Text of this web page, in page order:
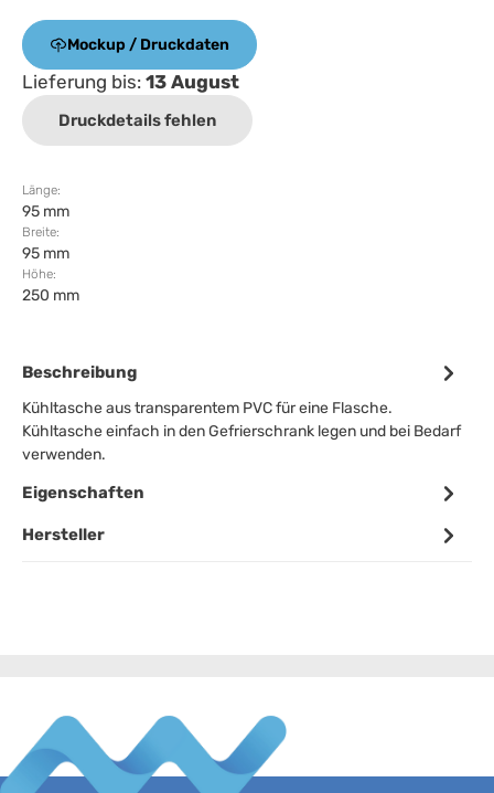
Mockup / Druckdaten
Lieferung bis: 13 August
Druckdetails fehlen
Länge:
95 mm
Breite:
95 mm
Höhe:
250 mm
Beschreibung
Kühltasche aus transparentem PVC für eine Flasche.
Kühltasche einfach in den Gefrierschrank legen und bei Bedarf
verwenden.
Eigenschaften
Hersteller